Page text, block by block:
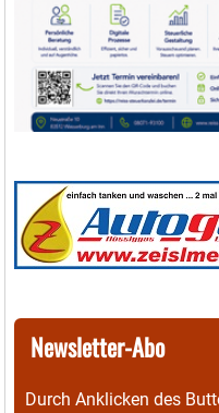
Newsletter-Abo
Durch Anklicken des